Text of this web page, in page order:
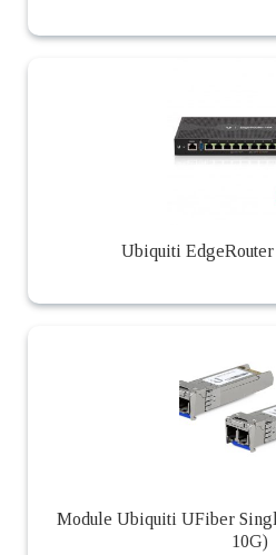
Ubiquiti EdgeRouter
Module Ubiquiti UFiber
10G)